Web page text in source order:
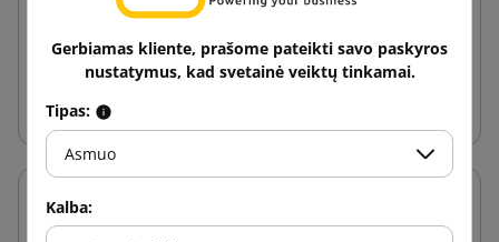
nuo 3,69 €
Gerbiamas kliente, prašome pateikti savo paskyros
nustatymus, kad svetainė veiktų tinkamai.
Tipas:
Asmuo
Kalba: